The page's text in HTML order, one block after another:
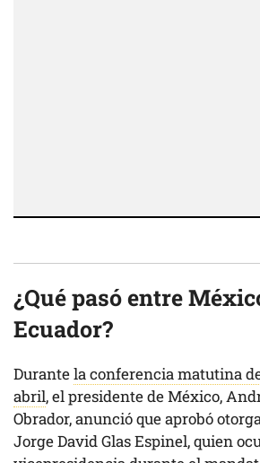
¿Qué pasó entre
Ecuador?
Durantela conferencia matutina
abril, el presidente de México,
Obrador, anunció que aprobó
Jorge David Glas Espinel, quien